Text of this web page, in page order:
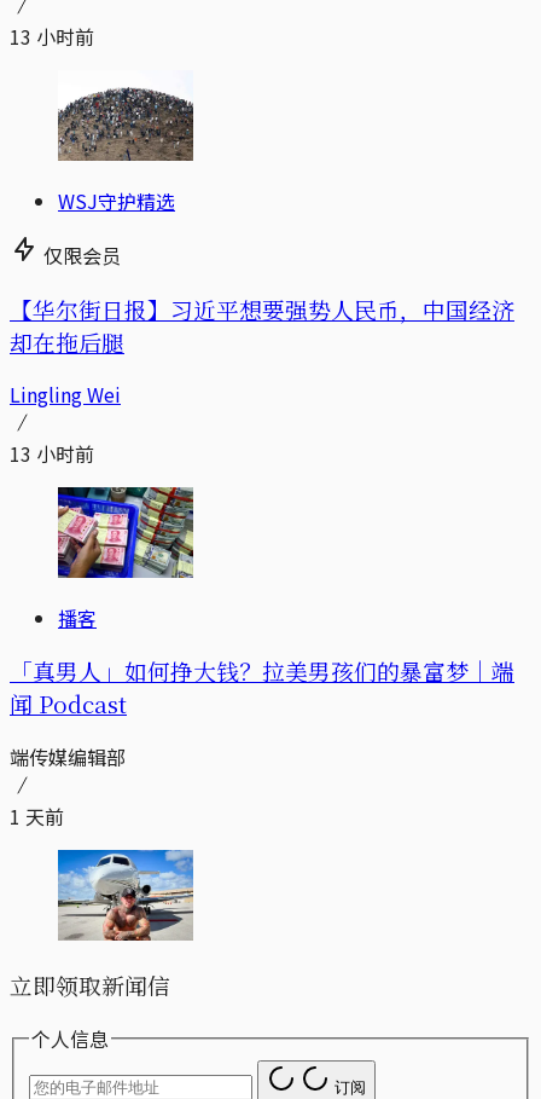
13 小时前
WSJ守护精选
仅限会员
【华尔街日报】习近平想要强势人民币，中国经济
却在拖后腿
Lingling Wei
13 小时前
播客
「真男人」如何挣大钱？拉美男孩们的暴富梦｜端
闻 Podcast
端传媒编辑部
1 天前
立即领取新闻信
个人信息
订阅